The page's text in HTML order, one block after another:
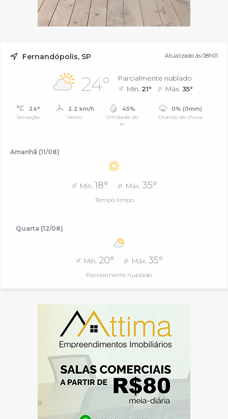
Fernandópolis, SP Atualizado às 08h01
24°
Parcialmente nublado
Mín. 21° Máx.35°
24°
Sensação
2.2 km/h
Vento
45%
Umidade do
ar
0% (0mm)
Chance de chuva
Amanhã (11/08)
Mín. 18° Máx. 35°
Tempo limpo
Quarta (12/08)
Mín. 20° Máx.35°
Parcialmente nublado